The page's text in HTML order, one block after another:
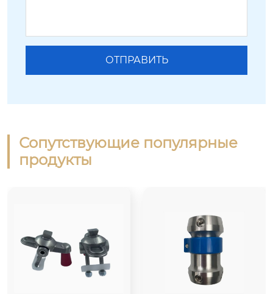
Сопутствующие популярные
продукты